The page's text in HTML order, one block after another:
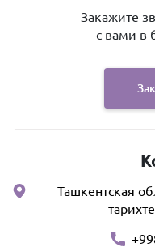
Закажите
с вами в
Ташкентская